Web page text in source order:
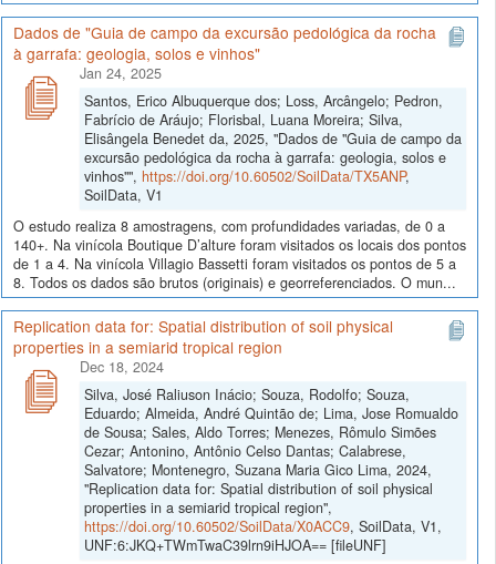
Dados de "Guia de campo da excursão pedológica da rocha
à garrafa: geologia, solos e vinhos"
Jan 24, 2025
Santos, Erico Albuquerque dos; Loss, Arcângelo; Pedron,
Fabrício de Aráujo; Florisbal, Luana Moreira; Silva,
Elisângela Benedet da, 2025, "Dados de "Guia de campo da
excursão pedológica da rocha à garrafa: geologia, solos e
vinhos"", https://doi.org/10.60502/SoilData/TX5ANP,
SoilData, V1
O estudo realiza 8 amostragens, com profundidades variadas, de 0 a
140+. Na vinícola Boutique D’alture foram visitados os locais dos pontos
de 1 a 4. Na vinícola Villagio Bassetti foram visitados os pontos de 5 a
8. Todos os dados são brutos (originais) e georreferenciados. O mun...
Replication data for: Spatial distribution of soil physical
properties in a semiarid tropical region
Dec 18, 2024
Silva, José Raliuson Inácio; Souza, Rodolfo; Souza,
Eduardo; Almeida, André Quintão de; Lima, Jose Romualdo
de Sousa; Sales, Aldo Torres; Menezes, Rômulo Simões
Cezar; Antonino, Antônio Celso Dantas; Calabrese,
Salvatore; Montenegro, Suzana Maria Gico Lima, 2024,
"Replication data for: Spatial distribution of soil physical
properties in a semiarid tropical region",
https://doi.org/10.60502/SoilData/X0ACC9, SoilData, V1,
UNF:6:JKQ+TWmTwaC39lrn9iHJOA== [fileUNF]